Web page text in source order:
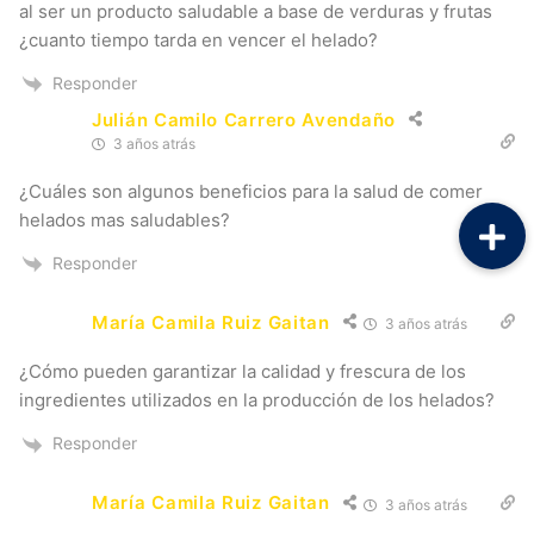
al ser un producto saludable a base de verduras y frutas
¿cuanto tiempo tarda en vencer el helado?
Responder
Julián Camilo Carrero Avendaño
3 años atrás
¿Cuáles son algunos beneficios para la salud de comer
helados mas saludables?
Responder
María Camila Ruiz Gaitan 3 años atrás
¿Cómo pueden garantizar la calidad y frescura de los
ingredientes utilizados en la producción de los helados?
Responder
María Camila Ruiz Gaitan 3 años atrás